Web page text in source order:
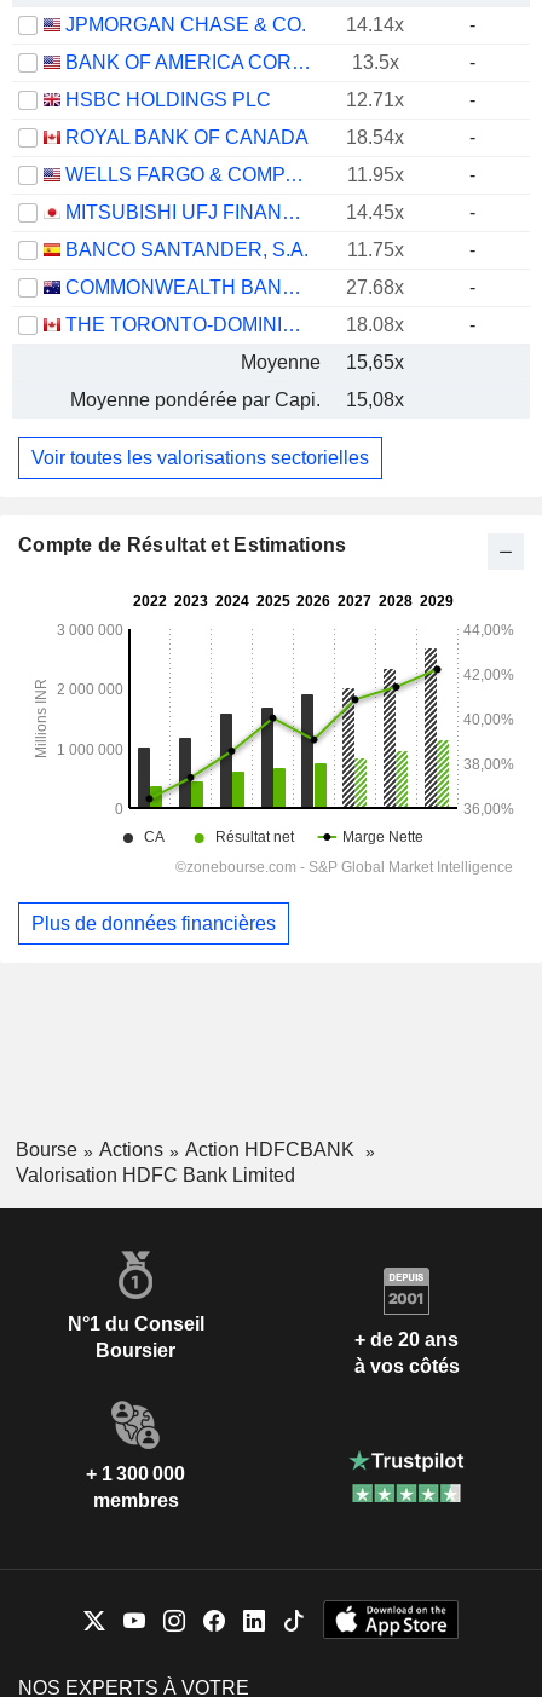
JPMORGAN CHASE & CO.
14.14x
-
BANK OF AMERICA CORPORATION
13.5x
-
HSBC HOLDINGS PLC
12.71x
-
ROYAL BANK OF CANADA
18.54x
-
WELLS FARGO & COMPANY
11.95x
-
MITSUBISHI UFJ FINANCIAL GROUP, INC.
14.45x
-
BANCO SANTANDER, S.A.
11.75x
-
COMMONWEALTH BANK OF AUSTRALIA
27.68x
-
THE TORONTO-DOMINION BANK
18.08x
-
Moyenne
15,65x
Moyenne pondérée par Capi.
15,08x
Voir toutes les valorisations sectorielles
Compte de Résultat et Estimations
Plus de données financières
Bourse Actions
Action HDFCBANK
Valorisation HDFC Bank Limited
N°1 du Conseil
Boursier
+ de 20 ans
à vos côtés
+ 1 300 000
membres
NOS EXPERTS À VOTRE